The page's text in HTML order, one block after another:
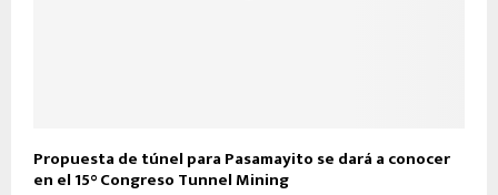
Propuesta de túnel para Pasamayito se dará a conocer
en el 15° Congreso Tunnel Mining